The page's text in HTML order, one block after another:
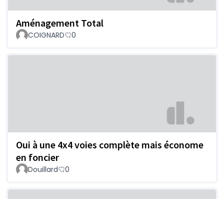
Aménagement Total
COIGNARD 0
Oui à une 4x4 voies complète mais économe
en foncier
Douillard 0